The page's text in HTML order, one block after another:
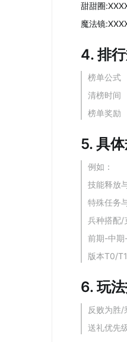
甜甜圈
魔法镜
4. 排
榜单公式
清榜时间
榜单奖励
5. 具体
例如：
技能释放
特殊任务
兵种搭配/
前期-中期
版本T0/
6. 玩法
反败为胜/
送礼优先